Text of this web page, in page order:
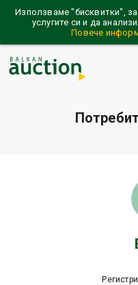
Използваме "бисквитки",
услугите си и да
Повече